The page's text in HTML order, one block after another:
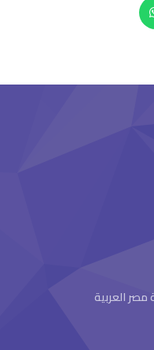
العربية